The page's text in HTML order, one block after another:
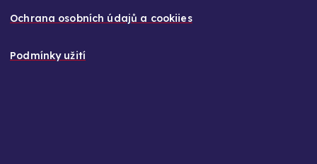
Ochrana osobních údajů a cookiies
Podmínky užití